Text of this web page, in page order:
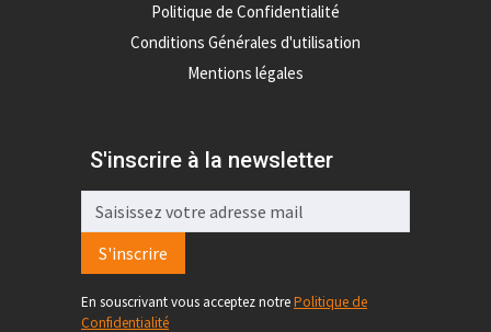
Politique de Confidentialité
Conditions Générales d'utilisation
Mentions légales
S'inscrire à la newsletter
S'inscrire
En souscrivant vous acceptez notrePolitique de
Confidentialité